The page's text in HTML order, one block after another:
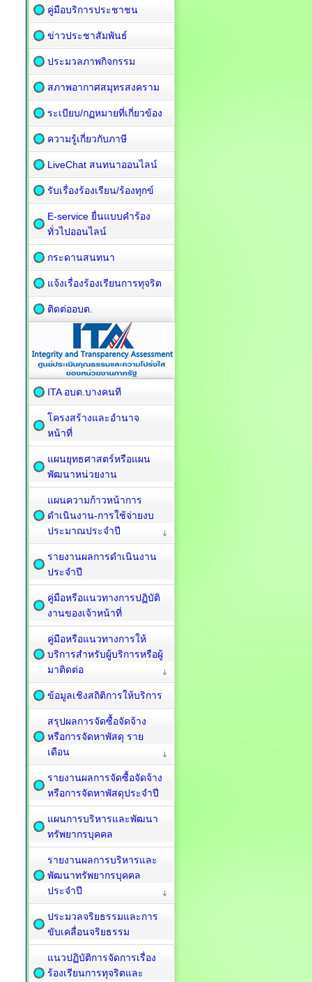
คู่มือบริการประชาชน
ข่าวประชาสัมพันธ์
ประมวลภาพกิจกรรม
สภาพอากาศสมุทรสงคราม
ระเบียบ/กฏหมายที่เกี่ยวข้อง
ความรู้เกี่ยวกับภาษี
LiveChat สนทนาออนไลน์
รับเรื่องร้องเรียน/ร้องทุกข์
E-service ยื่นแบบคำร้อง
ทั่วไปออนไลน์
กระดานสนทนา
แจ้งเรื่องร้องเรียนการทุจริต
ติดต่ออบต.
ITA อบต.บางคนที
โครงสร้างและอำนาจ
หน้าที่
แผนยุทธศาสตร์หรือแผน
พัฒนาหน่วยงาน
แผนความก้าวหน้าการ
ดำเนินงาน-การใช้จ่ายงบ
ประมาณประจำปี
รายงานผลการดำเนินงาน
ประจำปี
คู่มือหรือแนวทางการปฏิบัติ
งานของเจ้าหน้าที่
คู่มือหรือแนวทางการให้
บริการสำหรับผู้บริการหรือผู้
มาติดต่อ
ข้อมูลเชิงสถิติการให้บริการ
สรุปผลการจัดซื้อจัดจ้าง
หรือการจัดหาพัสดุ ราย
เดือน
รายงานผลการจัดซื้อจัดจ้าง
หรือการจัดหาพัสดุประจำปี
แผนการบริหารและพัฒนา
ทรัพยากรบุคคล
รายงานผลการบริหารและ
พัฒนาทรัพยากรบุคคล
ประจำปี
ประมวลจริยธรรมและการ
ขับเคลื่อนจริยธรรม
แนวปฏิบัติการจัดการเรื่อง
ร้องเรียนการทุจริตและ